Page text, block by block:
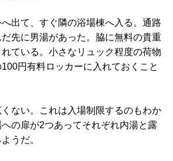
出て、すぐ隣の浴場棟へ入る。通路
先に男湯があった。脇に無料の貴重
ている。小さなリュック程度の荷物
円有料ロッカーに入れておくこと
ない。これは入場制限するのもわか
の扉が2つあってそれぞれ内湯と露
うだ。